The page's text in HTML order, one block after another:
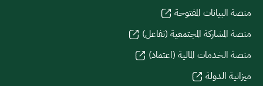
منصة البيانات المفتوحة
منصة المشاركة المجتمعية (تفاعل)
منصة الخدمات المالية (اعتماد)
ميزانية الدولة